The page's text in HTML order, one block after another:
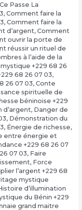
Passe La
, Comment faire la
, Comment faire la
d’argent, Comment
ouvrir la porte de
réussir un rituel de
à l’aide de la
+229 68 26
68 26 07 03,
26 07 03, Conte
spirituelle de
béninoise +229
d’argent, Danger de
, Démonstration du
, Énergie de richesse,
entre énergie et
+229 68 26 07
07 03, Faire
, Force
l’argent +229 68
mystique
d’illumination
du Bénin +229
grand maitre